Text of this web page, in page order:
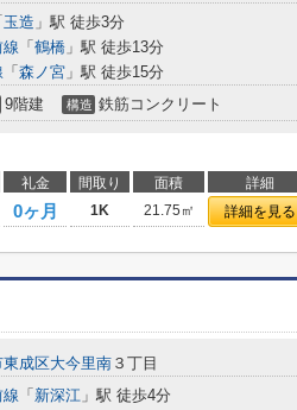
玉造 」駅 徒歩3分
「 鶴橋 」駅 徒歩13分
「 森ノ宮 」駅 徒歩15分
9階建 構造 鉄筋コンクリート
礼金 間取り 面積 詳細
0ヶ月 1K 21.75㎡ 詳細を見る
東成区大今里南 ３丁目
「 新深江 」駅 徒歩4分